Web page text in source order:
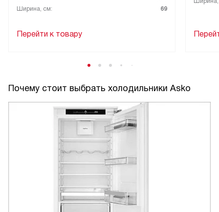
Ширина, см:
69
Перейти к товару
Почему стоит выбрать холодильники Asko